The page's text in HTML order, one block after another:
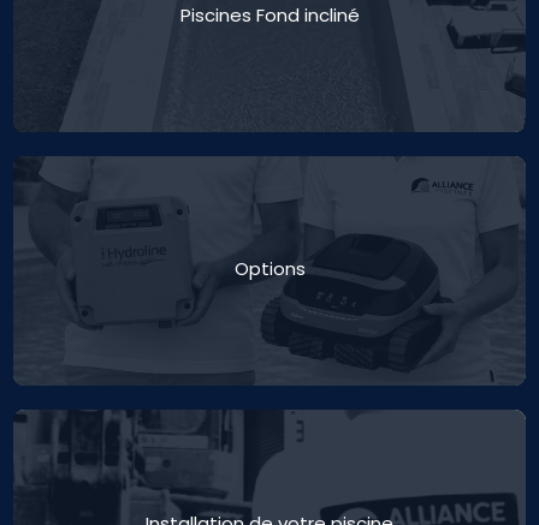
Piscines Fond incliné
Options